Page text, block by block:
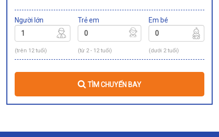
Người lớn
(trên 12 tuổi)
Trẻ em
(từ 2 - 12 tuổi)
Em bé
(dưới 2 tuổi)
TÌM CHUYẾN BAY